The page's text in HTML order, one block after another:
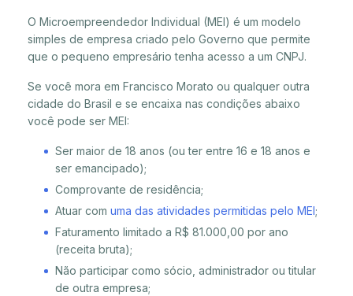
O Microempreendedor Individual (MEI) é um modelo
simples de empresa criado pelo Governo que permite
que o pequeno empresário tenha acesso a um CNPJ.
Se você mora em Francisco Morato ou qualquer outra
cidade do Brasil e se encaixa nas condições abaixo
você pode ser MEI:
Ser maior de 18 anos (ou ter entre 16 e 18 anos e
ser emancipado);
Comprovante de residência;
Atuar com uma das atividades permitidas pelo MEI;
Faturamento limitado a R$ 81.000,00 por ano
(receita bruta);
Não participar como sócio, administrador ou titular
de outra empresa;